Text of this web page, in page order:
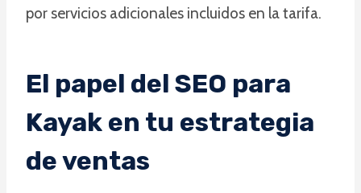
por servicios adicionales incluidos en la tarifa.
El papel del SEO para
Kayak en tu estrategia
de ventas